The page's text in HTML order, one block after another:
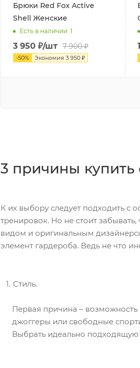
Брюки Red Fox Active
Shell Женские
Есть в наличии: 1
3 950 ₽/шт 7 900₽
-50% Экономия 3 950 ₽
3 причины
К их выбору следует подходить с
тренировок. Но не стоит
видом и оригинальным
элемент гардероба. Ведь не что
Стиль.
Первая причина –
джоггеры или свободные
Выбрать идеально подходящую